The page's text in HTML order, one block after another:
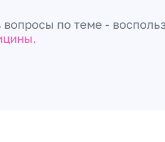
вопросы по теме -